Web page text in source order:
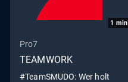
1 min
Pro7
TEAMWORK
#TeamSMUDO: Wer holt